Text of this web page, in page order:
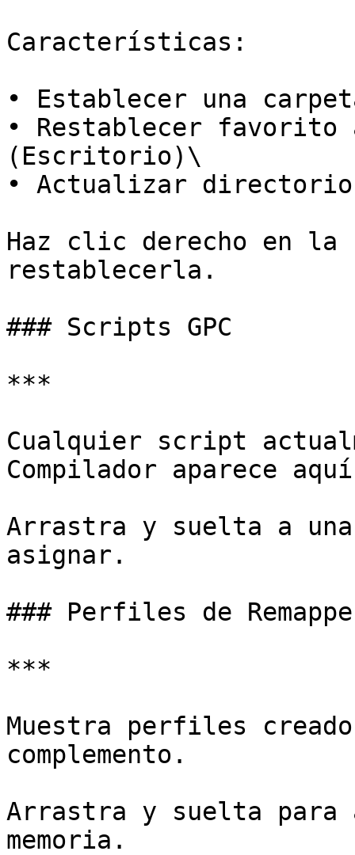
Características:
• Establecer una
• Restablecer favorito
(Escritorio)\
• Actualizar
Haz clic derecho en la
restablecerla.
### Scripts GPC
***
Cualquier script
Compilador aparece
Arrastra y suelta a una
asignar.
### Perfiles de
***
Muestra perfiles
complemento.
Arrastra y suelta para
memoria.